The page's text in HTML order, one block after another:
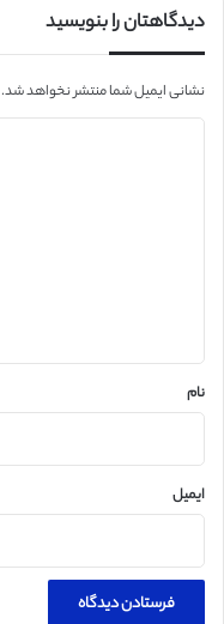
دیدگاهتان را بنویسید
نشانی ایمیل شما منتشر نخواهد شد.
نام
ایمیل